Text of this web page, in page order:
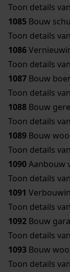
Toon details
1085 Bouw
Toon details
1086
Toon details
1087 Bouw
Toon details
1088 Bouw
Toon details
1089 Bouw
Toon details
1090Aanbouw
Toon details
1091
Toon details
1092 Bouw
Toon details
1093 Bouw
Toon details